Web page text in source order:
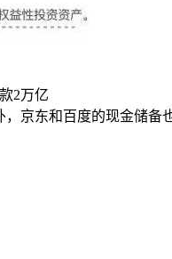
2万亿
京东和百度的现金储